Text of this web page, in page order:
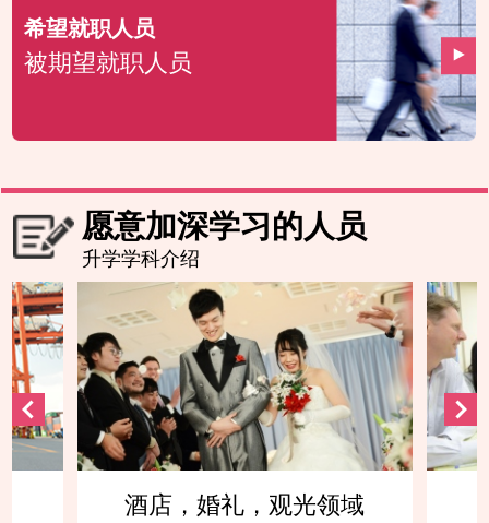
希望就职人员
被期望就职人员
愿意加深学习的人员
升学学科介绍
英语交流领域